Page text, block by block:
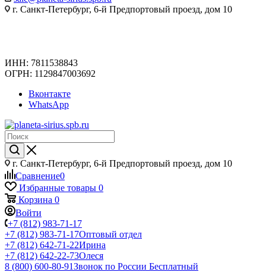
г. Санкт-Петербург, 6-й Предпортовый проезд, дом 10
ИНН: 7811538843
ОГРН: 1129847003692
Вконтакте
WhatsApp
г. Санкт-Петербург, 6-й Предпортовый проезд, дом 10
Сравнение0
Избранные товары 0
Корзина 0
Войти
+7 (812) 983-71-17
+7 (812) 983-71-17Оптовый отдел
+7 (812) 642-71-22Ирина
+7 (812) 642-22-73Олеся
8 (800) 600-80-91Звонок по России Бесплатный